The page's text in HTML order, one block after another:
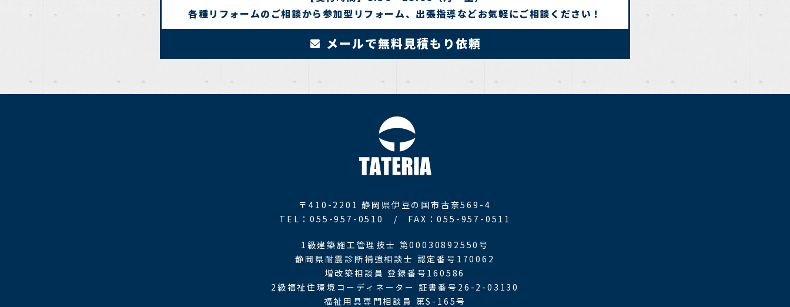
各種リフォームのご相談から参加型リフォーム、出張指導などお気軽にご相談ください！
メールで無料見積もり依頼
〒410-2201静岡県伊豆の国市古奈569-4
TEL：055-957-0510 / FAX：055-957-0511
1級建築施工管理技士 第00030892550号
静岡県耐震診断補強相談士 認定番号170062
増改築相談員 登録番号160586
2級福祉住環境コーディネーター 証書番号26-2-03130
福祉用具専門相談員 第S-165号